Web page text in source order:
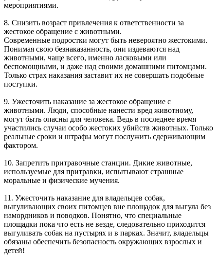
мероприятиями.
8. Снизить возраст привлечения к ответственности за
жестокое обращение с животными.
Современные подростки могут быть невероятно жестокими.
Понимая свою безнаказанность, они издеваются над
животными, чаще всего, именно ласковыми или
беспомощными, и даже над своими домашними питомцами.
Только страх наказания заставит их не совершать подобные
поступки.
9. Ужесточить наказание за жестокое обращение с
животными. Люди, способные нанести вред животному,
могут быть опасны для человека. Ведь в последнее время
участились случаи особо жестоких убийств животных. Только
реальные сроки и штрафы могут послужить сдерживающим
фактором.
10. Запретить притравочные станции. Дикие животные,
используемые для притравки, испытывают страшные
моральные и физические мучения.
11. Ужесточить наказание для владельцев собак,
выгуливающих своих питомцев вне площадок для выгула без
намордников и поводков. Понятно, что специальные
площадки пока что есть не везде, следовательно приходится
выгуливать собак на пустырях и в парках. Значит, владельцы
обязаны обеспечить безопасность окружающих взрослых и
детей!